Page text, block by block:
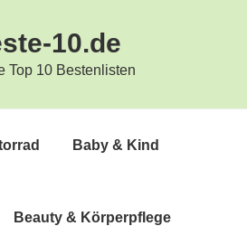
10.de
Top 10 Bestenlisten
Baby & Kind
Beau­ty & Körperpflege